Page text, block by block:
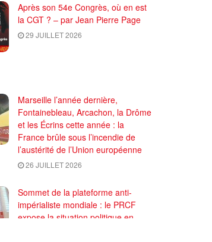
Après son 54e Congrès, où en est
la CGT ? – par Jean Pierre Page
29 JUILLET 2026
Marseille l’année dernière,
Fontainebleau, Arcachon, la Drôme
et les Écrins cette année : la
France brûle sous l’incendie de
l’austérité de l’Union européenne
26 JUILLET 2026
Sommet de la plateforme anti-
impérialiste mondiale : le PRCF
expose la situation politique en